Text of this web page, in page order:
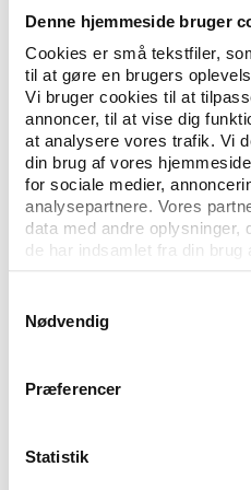
Denne hjemmeside bruger
Cookies er små tekstfiler,
til at gøre en brugers
Vi bruger cookies til at
annoncer, til at vise dig
at analysere vores trafik. Vi
din brug af vores
for sociale medier,
analysepartnere. Vores
data med andre oplysninger,
de har indsamlet fra din brug
Nødvendig
Præferencer
Statistik
men peger også på
byområder, som
idrætsfaciliteter samles i
SportsBy, som skal åbne i
Holbæk SportsBy
En undersøgelse blandt
idrætsforeninger, som
desuden, at tilfredsheden
sammenlignelige
og stand vurderes særligt
Kommunen vil med den
forbedre forholdene for
Rapporten peger i den